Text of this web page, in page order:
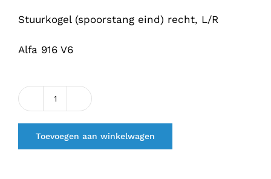
Stuurkogel (spoorstang eind) recht, L/R
Alfa 916 V6
Stuurkogel
recht
L/R
Toevoegen aan winkelwagen